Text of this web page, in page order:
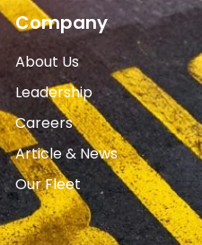
Company
About Us
Leadership
Careers
Article & News
Our Fleet